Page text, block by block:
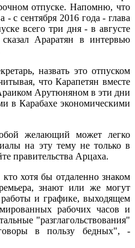
отпуске. Напомню, что
- с сентября 2016 года - глава
всего три дня - в августе
Араратян в интервью
назвать это отпуском
что Карапетян вместе
Арутюняном в эти дни
в Карабахе экономическими
желающий может легко
на эту тему не только в
правительства Арцаха.
хотя бы отдаленно знаком
знают или же могут
и графике, выходящем
рабочих часов и
"разглагольствования"
в пользу бедных", -